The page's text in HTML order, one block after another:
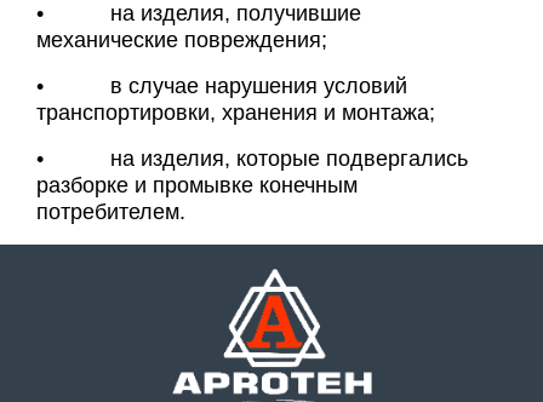
• на изделия, получившие
механические повреждения;
• в случае нарушения условий
транспортировки, хранения и монтажа;
• на изделия, которые подвергались
разборке и промывке конечным
потребителем.